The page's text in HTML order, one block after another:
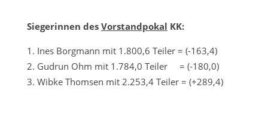
Siegerinnen des Vorstandpokal KK:
Ines Borgmann mit 1.800,6 Teiler = (-163,4)
Gudrun Ohm mit 1.784,0 Teiler = (-180,0)
Wibke Thomsen mit 2.253,4 Teiler = (+289,4)